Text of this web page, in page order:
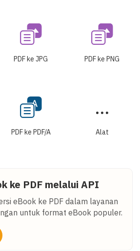
PDF ke JPG PDF ke PNG
PDF ke PDF/A Alat
ke PDF melalui API
eBook ke PDF dalam layanan
untuk format eBook populer.